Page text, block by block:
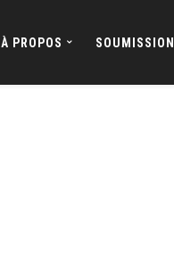
À PROPOS SOUMISSION